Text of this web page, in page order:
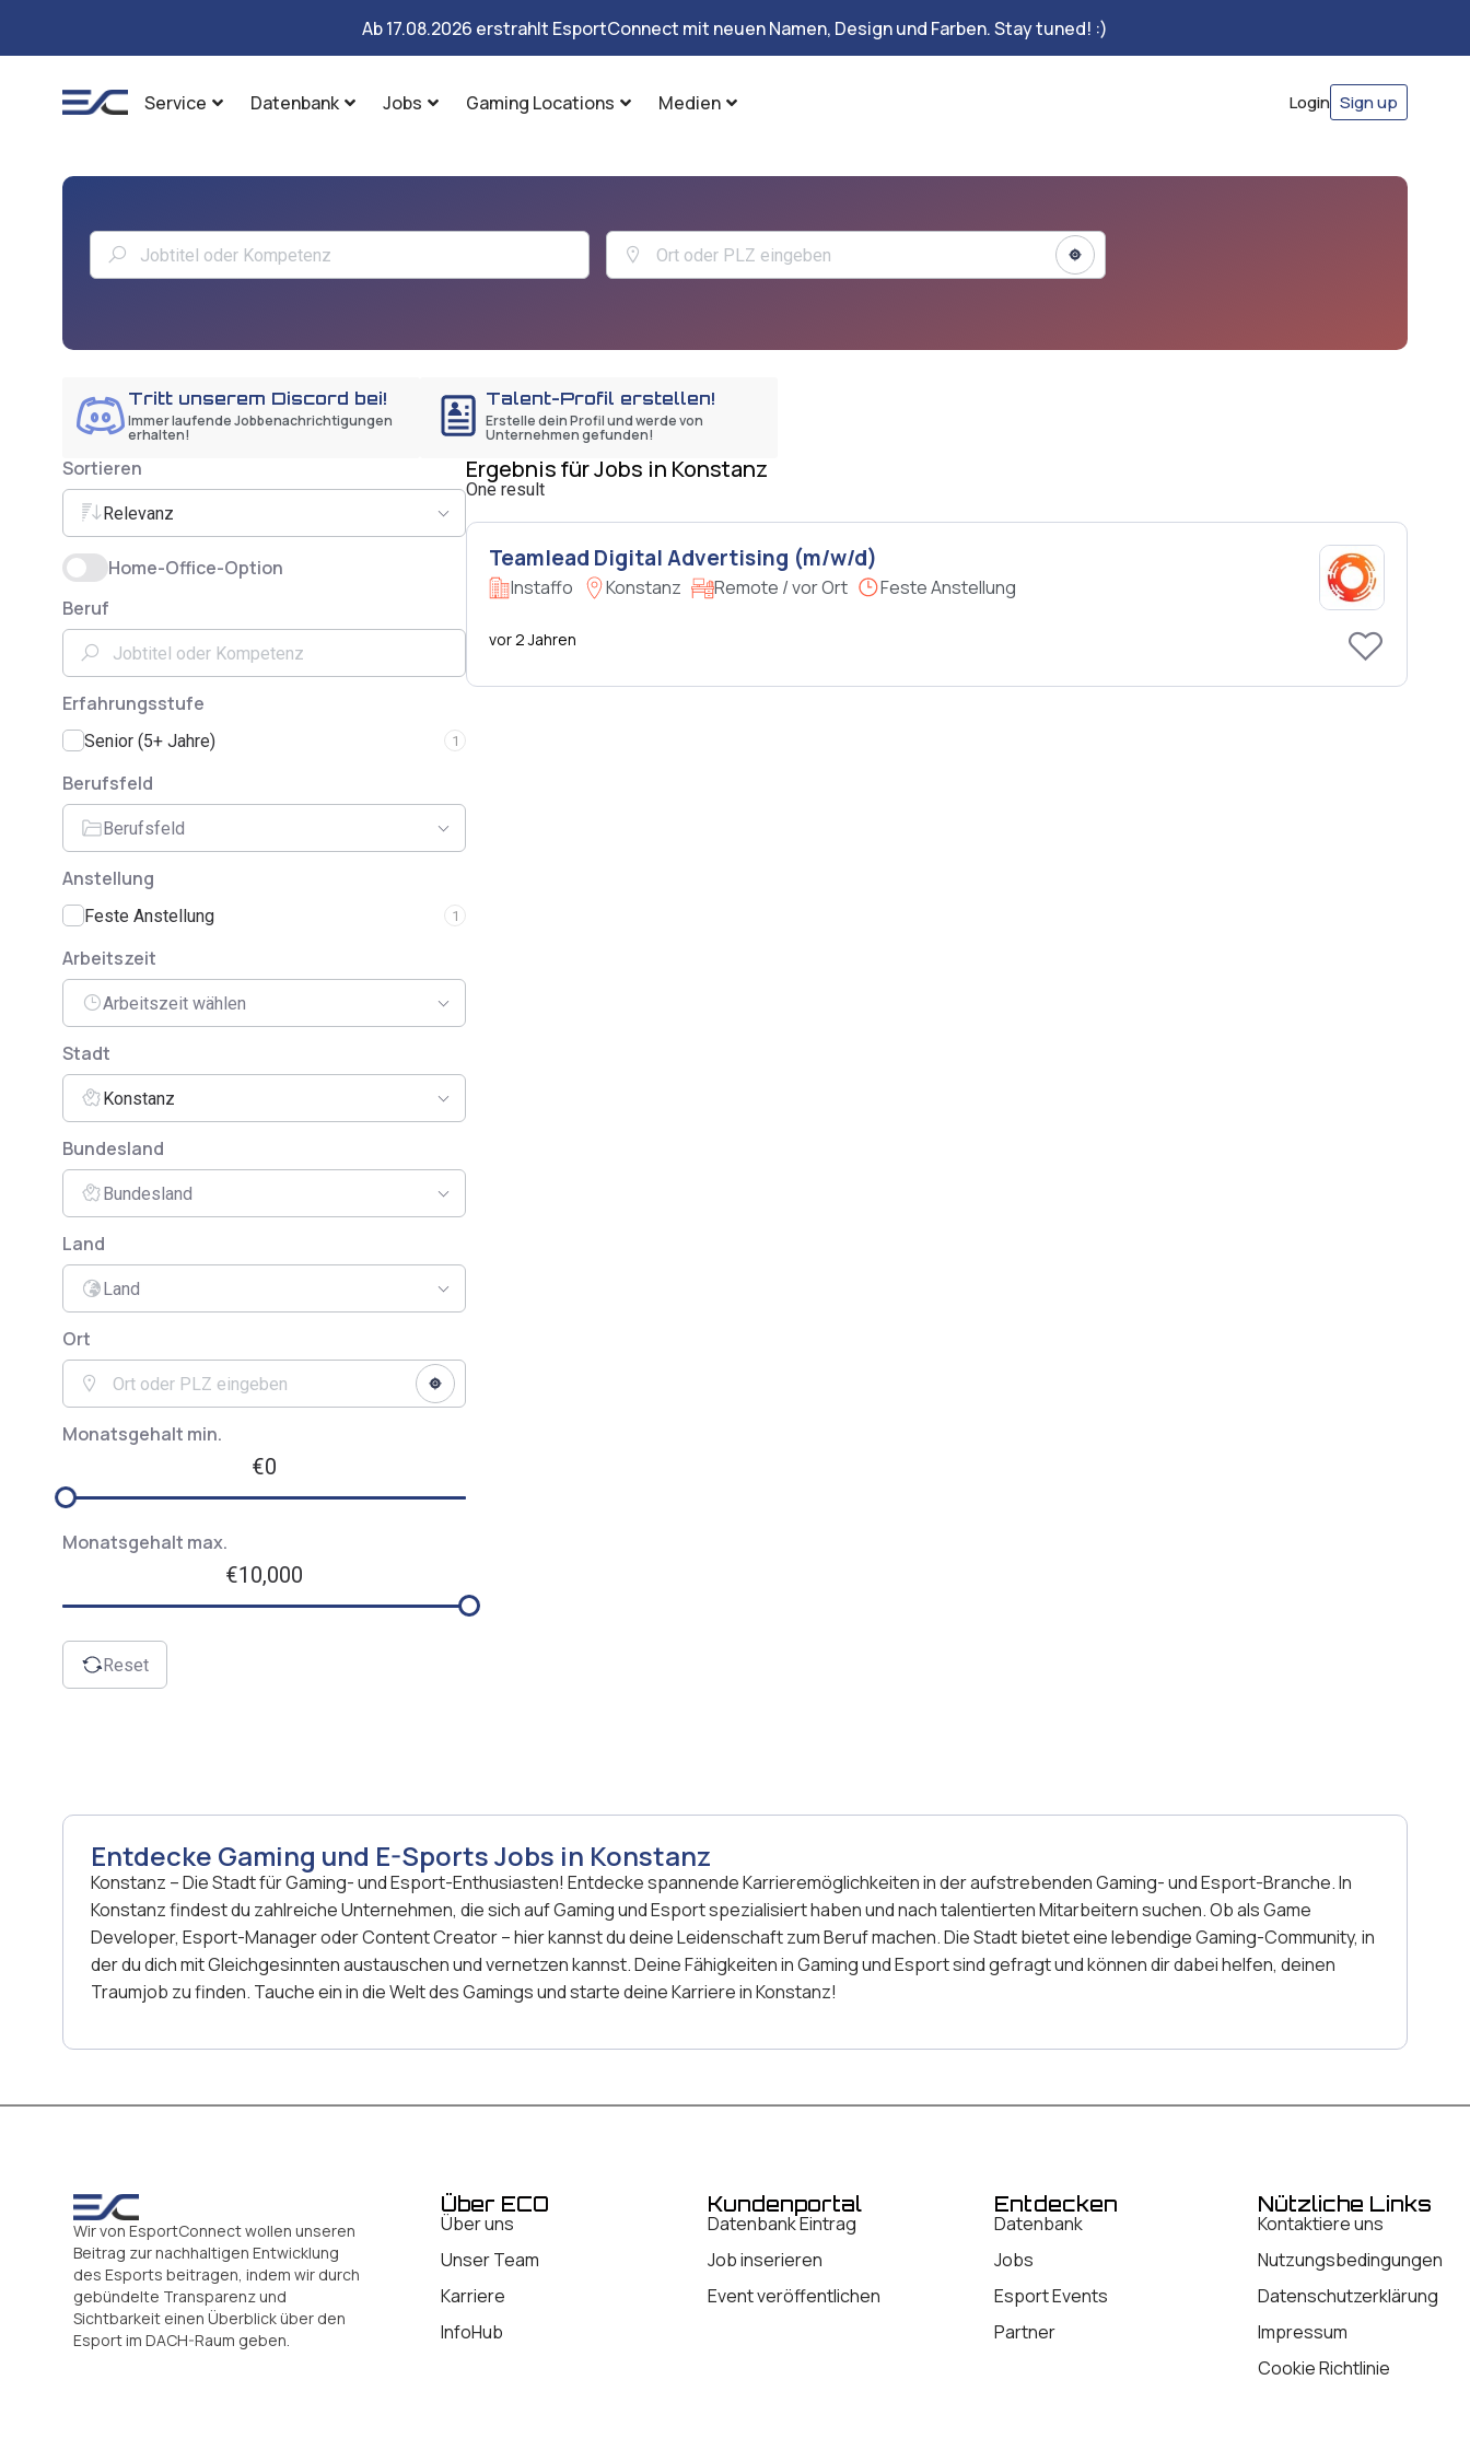
Ab 17.08.2026 erstrahlt EsportConnect mit neuen Namen, Design und Farben. Stay tuned! :)
Service Datenbank Jobs Gaming Locations Medien Login Sign up
Tritt unserem Discord bei!
Immer laufende Jobbenachrichtigungen
erhalten!
Talent-Profil erstellen!
Erstelle dein Profil und werde von
Unternehmen gefunden!
Sortieren
Relevanz
Home-Office-Option
Beruf
Erfahrungsstufe
Senior (5+ Jahre) 1
Berufsfeld
Berufsfeld
Anstellung
Feste Anstellung 1
Arbeitszeit
Arbeitszeit wählen
Stadt
Konstanz
Bundesland
Bundesland
Land
Land
Ort
Monatsgehalt min.
€0
Monatsgehalt max.
€10,000
Reset
Ergebnis für Jobs in Konstanz
One result
Teamlead Digital Advertising (m/w/d)
Instaffo Konstanz Remote / vor Ort Feste Anstellung
vor 2 Jahren
Entdecke Gaming und E-Sports Jobs in Konstanz
Konstanz – Die Stadt für Gaming- und Esport-Enthusiasten! Entdecke spannende Karrieremöglichkeiten in der aufstrebenden Gaming- und Esport-Branche. In
Konstanz findest du zahlreiche Unternehmen, die sich auf Gaming und Esport spezialisiert haben und nach talentierten Mitarbeitern suchen. Ob als Game
Developer, Esport-Manager oder Content Creator – hier kannst du deine Leidenschaft zum Beruf machen. Die Stadt bietet eine lebendige Gaming-Community, in
der du dich mit Gleichgesinnten austauschen und vernetzen kannst. Deine Fähigkeiten in Gaming und Esport sind gefragt und können dir dabei helfen, deinen
Traumjob zu finden. Tauche ein in die Welt des Gamings und starte deine Karriere in Konstanz!
Wir von EsportConnect wollen unseren
Beitrag zur nachhaltigen Entwicklung
des Esports beitragen, indem wir durch
gebündelte Transparenz und
Sichtbarkeit einen Überblick über den
Esport im DACH-Raum geben.
Über ECO
Über uns
Unser Team
Karriere
InfoHub
Kundenportal
Datenbank Eintrag
Job inserieren
Event veröffentlichen
Entdecken
Datenbank
Jobs
Esport Events
Partner
Nützliche Links
Kontaktiere uns
Nutzungsbedingungen
Datenschutzerklärung
Impressum
Cookie Richtlinie